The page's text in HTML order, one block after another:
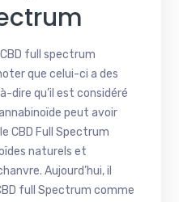
full spectrum
que celui-ci a des
dire qu’il est considéré
peut avoir
CBD Full Spectrum
naturels et
Aujourd’hui, il
full Spectrum comme